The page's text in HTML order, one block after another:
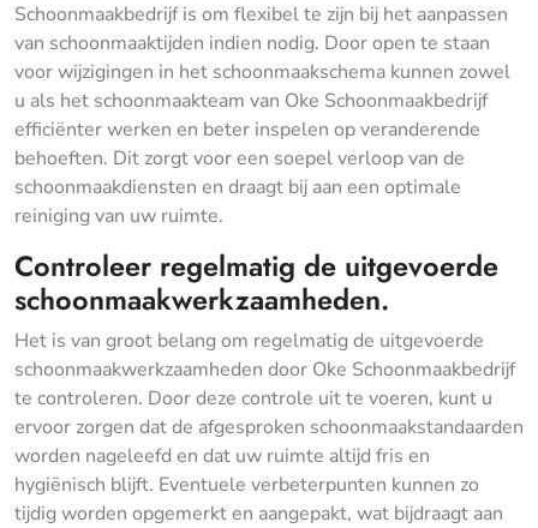
Schoonmaakbedrijf is om flexibel te zijn bij het aanpassen
van schoonmaaktijden indien nodig. Door open te staan
voor wijzigingen in het schoonmaakschema kunnen zowel
u als het schoonmaakteam van Oke Schoonmaakbedrijf
efficiënter werken en beter inspelen op veranderende
behoeften. Dit zorgt voor een soepel verloop van de
schoonmaakdiensten en draagt bij aan een optimale
reiniging van uw ruimte.
Controleer regelmatig de uitgevoerde
schoonmaakwerkzaamheden.
Het is van groot belang om regelmatig de uitgevoerde
schoonmaakwerkzaamheden door Oke Schoonmaakbedrijf
te controleren. Door deze controle uit te voeren, kunt u
ervoor zorgen dat de afgesproken schoonmaakstandaarden
worden nageleefd en dat uw ruimte altijd fris en
hygiënisch blijft. Eventuele verbeterpunten kunnen zo
tijdig worden opgemerkt en aangepakt, wat bijdraagt aan